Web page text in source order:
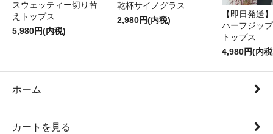
スウェッティー切り替
えトップス
5,980円(内税)
乾杯サイノグラス
2,980円(内税)
【即日発送
ハーフジッ
トップス
4,980円(内
ホーム
カートを見る